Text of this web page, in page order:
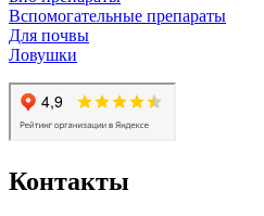
Вспомогательные препараты
Для почвы
Ловушки
Контакты